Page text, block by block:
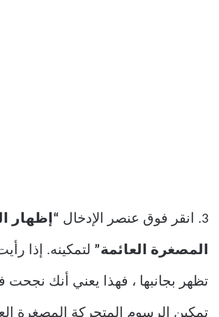
3. انقر فوق عنصر الإدخال “إظهار
المصغرة العائمة” لتمكينه. إذا
تظهر بجانبها ، فهذا يعني أنك نجحت
تمكين الرسوم المتحركة المصغرة